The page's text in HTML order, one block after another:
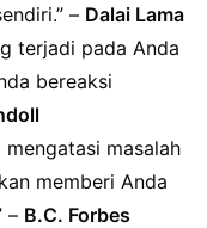
– Dalai Lama
terjadi pada Anda
bereaksi
masalah
memberi Anda
– B.C. Forbes